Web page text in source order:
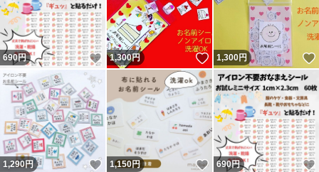
690円 いいね！
1,300円 いいね！
1,300円
1,290円 いいね！
1,150円 いいね！
690円